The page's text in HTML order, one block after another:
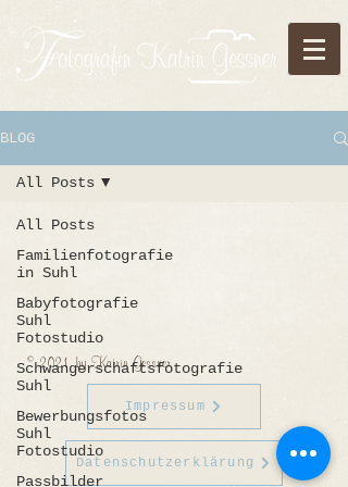
BLOG
All Posts
Familienfotografie
in Suhl
Babyfotografie
Suhl
Fotostudio
Schwangerschaftsfotografie
Suhl
Bewerbungsfotos
Suhl
Fotostudio
Passbilder
All Posts
© 2021 by Katrin Gessner
Impressum
Datenschutzerklärung